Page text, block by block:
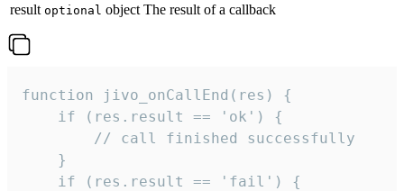
result optional object The result of a callback
function jivo_onCallEnd(res) {
    if (res.result == 'ok') {
        // call finished successfully
    }
    if (res.result == 'fail') {